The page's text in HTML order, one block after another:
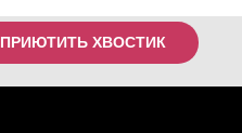
ПРИЮТИТЬ ХВОСТИК